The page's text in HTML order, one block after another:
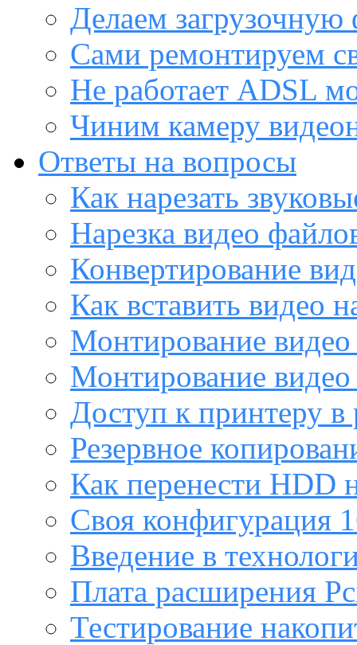
Делаем
Сами ремонтируем
Не работает ADSL
Чиним камеру
Ответы на вопросы
Как нарезать
Нарезка видео
Конвертирование
Как вставить видео
Монтирование видео
Монтирование
Доступ к принтеру в
Резервное
Как перенести HDD
Своя конфигурация
Введение в
Плата расширения
Тестирование